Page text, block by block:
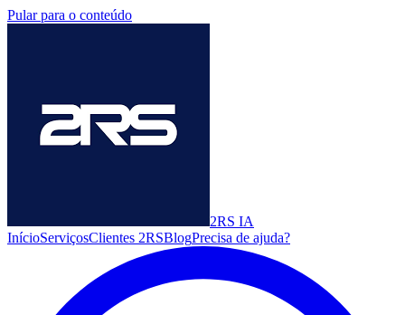
Pular para o conteúdo
2RS IA
InícioServiçosClientes 2RSBlogPrecisa de ajuda?